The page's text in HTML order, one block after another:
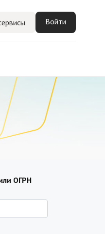
Войти
ОГРН